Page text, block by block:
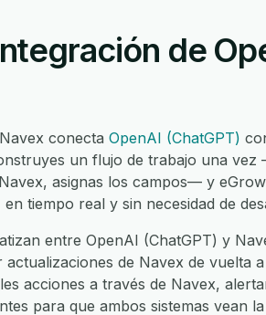
de
conecta OpenAI (ChatGPT)
un flujo de trabajo una
asignas los campos— y
tiempo real y sin necesidad de
entre OpenAI (ChatGPT) y
de Navex de vuelta
acciones a través de Navex,
para que ambos sistemas vean